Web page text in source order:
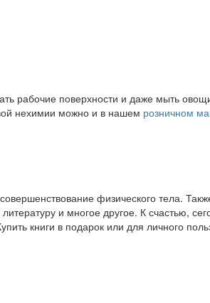
рабочие поверхности и даже мыть
нехимии можно и в нашем розничном
физического тела.
и многое другое. К счастью,
книги в подарок или для личного